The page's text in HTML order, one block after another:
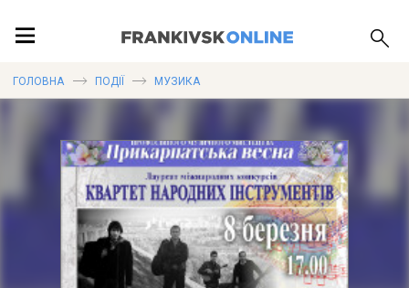
ПУБЛІКАЦІЇ
ГОЛОВНА ПОДІЇ МУЗИКА